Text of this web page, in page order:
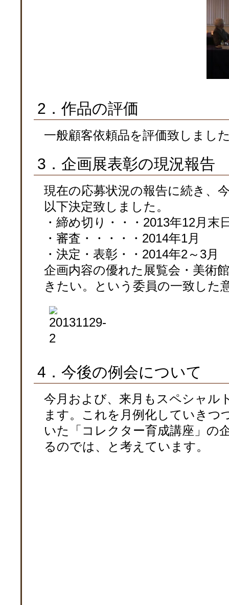
2．作品の評価
一般顧客依頼品を評価致しまし
3．企画展表彰の現況報告
現在の応募状況の報告に続き、
以下決定致しました。
・締め切り・・・2013年12月末
・審査・・・・・2014年1月
・決定・表彰・・2014年2～3月
企画内容の優れた展覧会・美術
きたい。という委員の一致した
4．今後の例会について
今月および、来月もスペシャル
ます。これを月例化していきつ
いた「コレクター育成講座」の
るのでは、と考えています。